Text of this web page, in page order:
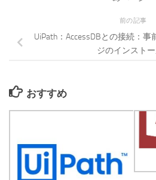
前の記事
UiPath：AccessDBとの接続：
ジのインスト
おすすめ